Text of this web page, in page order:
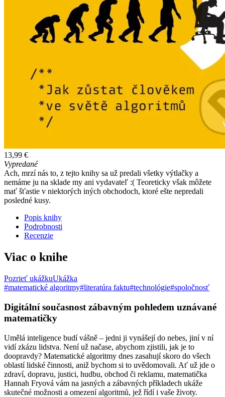
13,99 €
Vypredané
Ach, mrzí nás to, z tejto knihy sa už predali všetky výtlačky a
nemáme ju na sklade my ani vydavateľ :( Teoreticky však môžete
mať šťastie v niektorých iných obchodoch, ktoré ešte nepredali
posledné kusy.
Popis knihy
Podrobnosti
Recenzie
Viac o knihe
Pozrieť ukážkuUkážka
#matematické algoritmy#literatúra faktu#technológie#spoločnosť
Digitální současnost zábavným pohledem uznávané
matematičky
Umělá inteligence budí vášně – jedni ji vynášejí do nebes, jiní v ní
vidí zkázu lidstva. Není už načase, abychom zjistili, jak je to
doopravdy? Matematické algoritmy dnes zasahují skoro do všech
oblastí lidské činnosti, aniž bychom si to uvědomovali. Ať už jde o
zdraví, dopravu, justici, hudbu, obchod či reklamu, matematička
Hannah Fryová vám na jasných a zábavných příkladech ukáže
skutečné možnosti a omezení algoritmů, jež řídí i vaše životy.